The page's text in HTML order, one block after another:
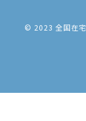
© 2023 全国在